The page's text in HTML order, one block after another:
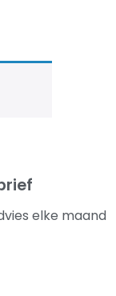
elke maand